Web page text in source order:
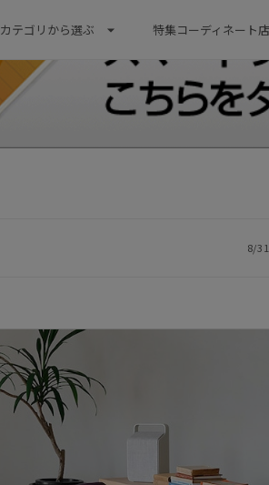
カテゴリから選ぶ 特集コーディネート
8/